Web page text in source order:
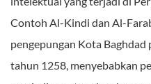
Contoh Al-Kindi dan Al-
pengepungan Kota
tahun 1258, menyebabkan